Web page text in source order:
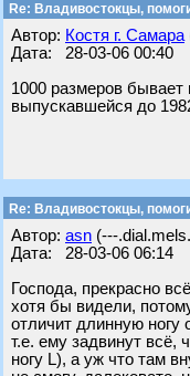
Re: Владивостокцы,
Автор: Костя г. Самара
Дата: 28-03-06 00:40
1000 размеров бывает
выпускавшейся до
Re: Владивостокцы,
Автор: asn (---
Дата: 28-03-06 06:14
Господа, прекрасно
хотя бы видели,
отличит длинную ногу
т.е. ему задвинут всё,
ногу L), а уж что там